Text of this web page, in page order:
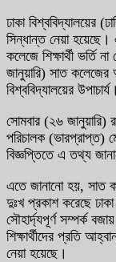
ঢাকা বিশ্ববিদ্যালয়ের
সিন্ধান্ত নেয়া
কলেজে শিক্ষার্থী ভর্তি
জানুয়ারি) সাত কলেজের
বিশ্ববিদ্যালয়ের
সোমবার (২৬ জানুয়ারি)
পরিচালক (ভারপ্রাপ্ত)
বিজ্ঞপ্তিতে এ তথ্য
এতে জানানো হয়, সাত
দুঃখ প্রকাশ করেছে
সৌহার্দ্যপূর্ণ সম্পর্ক
শিক্ষার্থীদের প্রতি
নেয়া হয়েছে।